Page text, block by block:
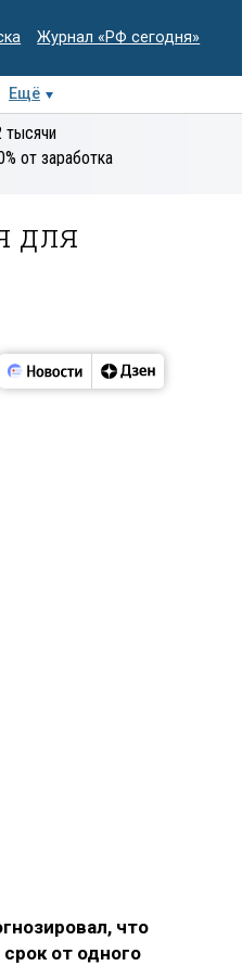
Журнал «РФ сегодня»
Ещё
тысячи
от заработка
для
что
от одного